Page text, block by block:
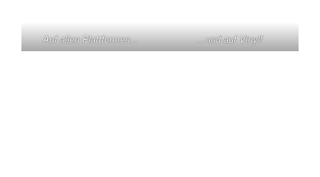
Auf allen Plattformen… …und auf Vinyl!